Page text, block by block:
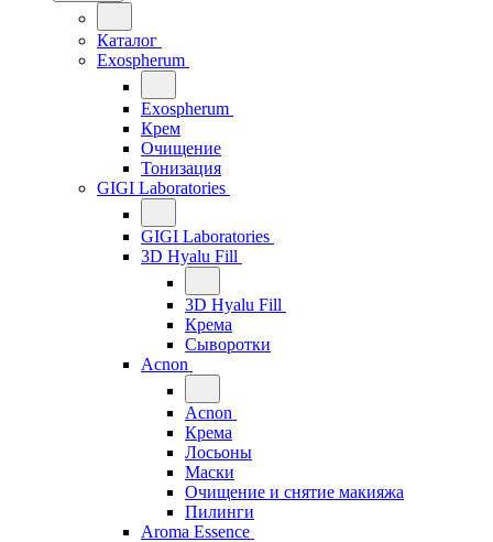
Каталог
Exospherum
Exospherum
Крем
Очищение
Тонизация
GIGI Laboratories
GIGI Laboratories
3D Hyalu Fill
3D Hyalu Fill
Крема
Сыворотки
Acnon
Acnon
Крема
Лосьоны
Маски
Очищение и снятие макияжа
Пилинги
Aroma Essence